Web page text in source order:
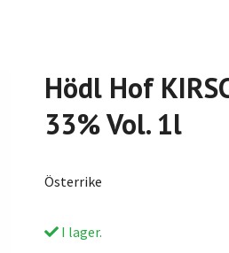
Hödl Hof
33% Vol. 1l
Österrike
I lager.